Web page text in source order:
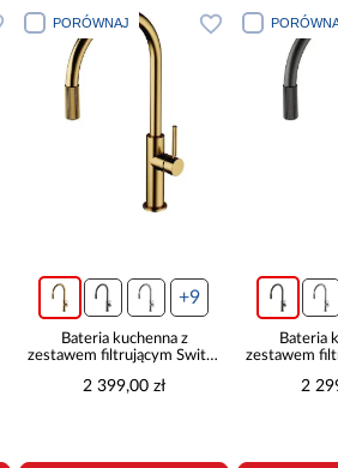
PORÓWNAJ
+9
Bateria kuchenna z
zestawem filtrującym Switch
2 399,00 zł
Bateria
zestawem
2